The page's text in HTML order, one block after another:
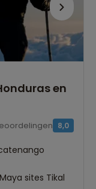
reisadvies
en
8,0
sites Tikal